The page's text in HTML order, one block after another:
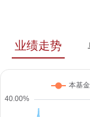
业绩走势